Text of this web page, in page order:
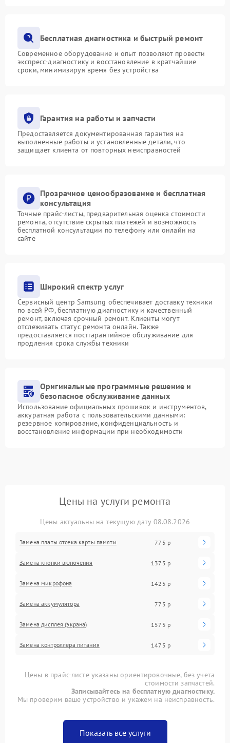
Бесплатная диагностика и быстрый ремонт
Современное оборудование и опыт позволяют провести
экспресс-диагностику и восстановление в кратчайшие
сроки, минимизируя время без устройства
Гарантия на работы и запчасти
Предоставляется документированная гарантия на
выполненные работы и установленные детали, что
защищает клиента от повторных неисправностей
Прозрачное ценообразование и бесплатная
консультация
Точные прайс-листы, предварительная оценка стоимости
ремонта, отсутствие скрытых платежей и возможность
бесплатной консультации по телефону или онлайн на
сайте
Широкий спектр услуг
Сервисный центр Samsung обеспечивает доставку техники
по всей РФ, бесплатную диагностику и качественный
ремонт, включая срочный ремонт. Клиенты могут
отслеживать статус ремонта онлайн. Также
предоставляется постгарантийное обслуживание для
продления срока службы техники
Оригинальные программные решение и
безопасное обслуживание данных
Использование официальных прошивок и инструментов,
аккуратная работа с пользовательскими данными:
резервное копирование, конфиденциальность и
восстановление информации при необходимости
Цены на услуги ремонта
Цены актуальны на текущую дату 08.08.2026
Замена платы отсека карты памяти 775 р
Замена кнопки включения 1375 р
Замена микрофона 1425 р
Замена аккумулятора 775 р
Замена дисплея (экрана) 1575 р
Замена контроллера питания 1475 р
Цены в прайс-листе указаны ориентировочные, без учета
стоимости запчастей.
Записывайтесь на бесплатную диагностику.
Мы проверим ваше устройство и укажем на неисправность.
Показать все услуги